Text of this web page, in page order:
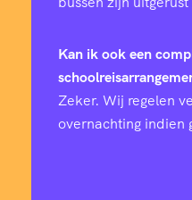
Kan ik ook een
Zeker. Wij regelen
overnachting indien